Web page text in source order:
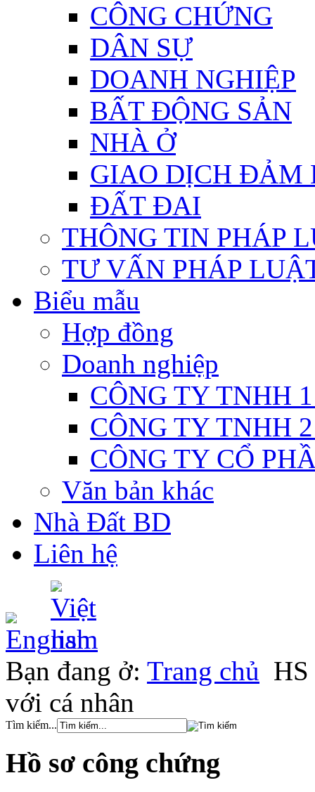
CÔNG CHỨNG
DÂN SỰ
DOANH NGHIỆP
BẤT ĐỘNG SẢN
NHÀ Ở
GIAO DỊCH ĐẢM
ĐẤT ĐAI
THÔNG TIN PHÁP
TƯ VẤN PHÁP
Biểu mẫu
Hợp đồng
Doanh nghiệp
CÔNG TY TNHH
CÔNG TY TNHH
CÔNG TY CỔ
Văn bản khác
Nhà Đất BD
Liên hệ
Bạn đang ở: Trang chủ
với cá nhân
Tìm kiếm...
Hồ sơ công chứng